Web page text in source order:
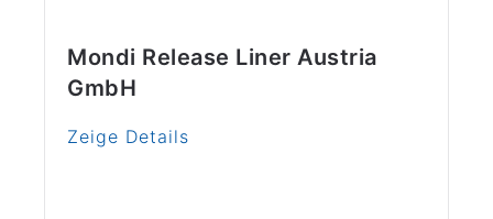
Mondi Release Liner Austria
GmbH
Zeige Details